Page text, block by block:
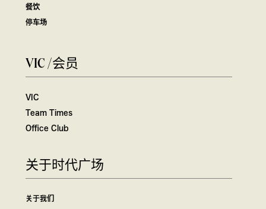
餐饮
停车场
VIC /会员
VIC
Team Times
Office Club
关于时代广场
关于我们